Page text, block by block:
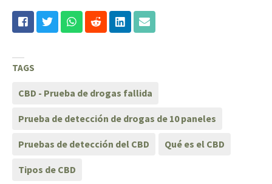
TAGS
CBD - Prueba de drogas fallida
Prueba de detección de drogas de 10 paneles
Pruebas de detección del CBD Qué es el CBD
Tipos de CBD